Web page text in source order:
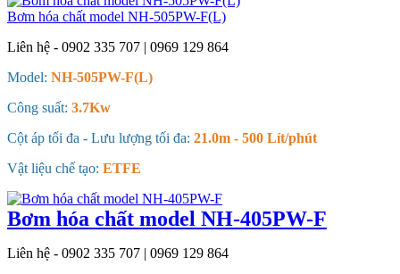
Bơm hóa chất model NH-505PW-F(L)
Liên hệ - 0902 335 707 | 0969 129 864
Model: NH-505PW-F(L)
Công suất: 3.7Kw
Cột áp tối đa - Lưu lượng tối đa: 21.0m - 500 Lít/phút
Vật liệu chế tạo: ETFE
Bơm hóa chất model NH-405PW-F
Liên hệ - 0902 335 707 | 0969 129 864